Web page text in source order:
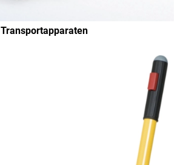
Transportapparaten